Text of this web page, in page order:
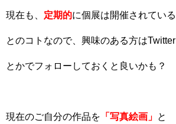
現在も、 定期的に個展は開催されている
とのコトなので、興味のある方はTwitter
とかでフォローしておくと良いかも？
現在のご自分の作品を 「写真絵画」 と